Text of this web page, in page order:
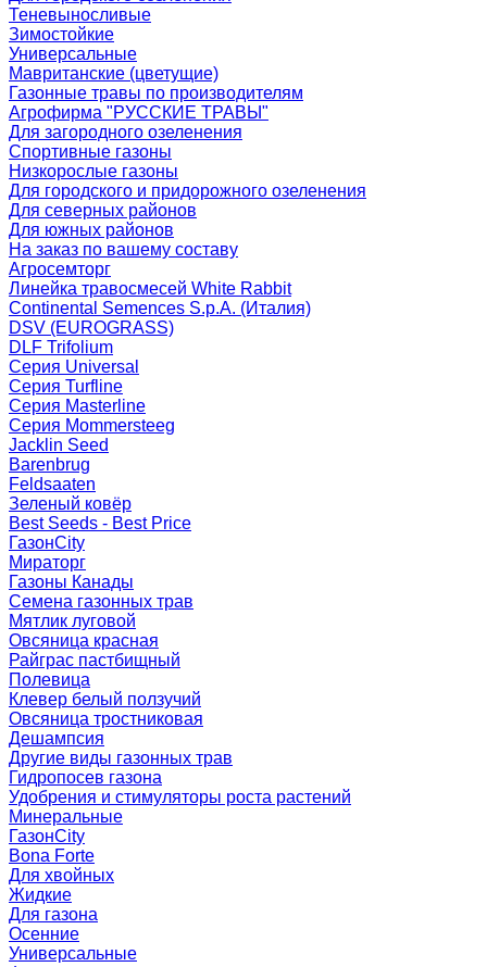
Теневыносливые
Зимостойкие
Универсальные
Мавританские (цветущие)
Газонные травы по производителям
Агрофирма "РУССКИЕ ТРАВЫ"
Для загородного озеленения
Спортивные газоны
Низкорослые газоны
Для городского и придорожного озеленения
Для северных районов
Для южных районов
На заказ по вашему составу
Агросемторг
Линейка травосмесей White Rabbit
Continental Semences S.p.A. (Италия)
DSV (EUROGRASS)
DLF Trifolium
Серия Universal
Серия Turfline
Серия Masterline
Серия Mommersteeg
Jacklin Seed
Barenbrug
Feldsaaten
Зеленый ковёр
Best Seeds - Best Price
ГазонCity
Мираторг
Газоны Канады
Семена газонных трав
Мятлик луговой
Овсяница красная
Райграс пастбищный
Полевица
Клевер белый ползучий
Овсяница тростниковая
Дешампсия
Другие виды газонных трав
Гидропосев газона
Удобрения и стимуляторы роста растений
Минеральные
ГазонCity
Bona Forte
Для хвойных
Жидкие
Для газона
Осенние
Универсальные